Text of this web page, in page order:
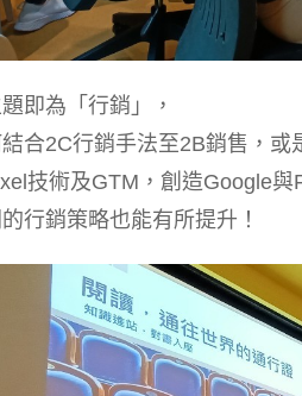
即為「行銷」，
合2C行銷手法至2B銷售，或
技術及GTM，創造Google與
行銷策略也能有所提升！